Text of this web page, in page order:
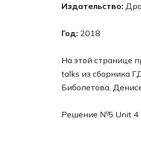
Издательство:
Год: 2018
На этой странице
talks из сборника
Биболетова,
Решение №5 Unit 4